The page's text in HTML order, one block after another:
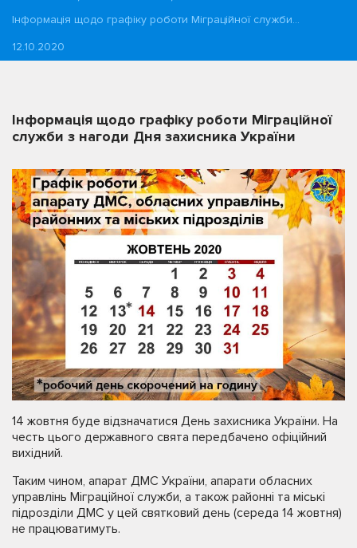
Інформація щодо графіку роботи Міграційної служби…
12.10.2020
Інформація щодо графіку роботи Міграційної
служби з нагоди Дня захисника України
14 жовтня буде відзначатися День захисника України. На
честь цього державного свята передбачено офіційний
вихідний.
Таким чином, апарат ДМС України, апарати обласних
управлінь Міграційної служби, а також районні та міські
підрозділи ДМС у цей святковий день (середа 14 жовтня)
не працюватимуть.